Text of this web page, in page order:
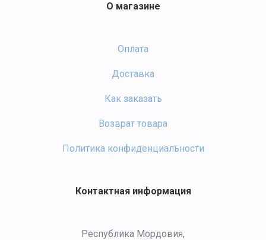
О магазине
Оплата
Доставка
Как заказать
Возврат товара
Политика конфиденциальности
Контактная информация
Республика Мордовия,